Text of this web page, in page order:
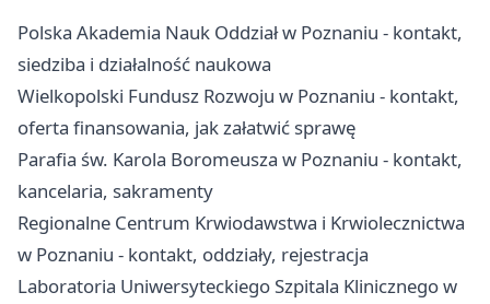
Polska Akademia Nauk Oddział w Poznaniu - kontakt,
siedziba i działalność naukowa
Wielkopolski Fundusz Rozwoju w Poznaniu - kontakt,
oferta finansowania, jak załatwić sprawę
Parafia św. Karola Boromeusza w Poznaniu - kontakt,
kancelaria, sakramenty
Regionalne Centrum Krwiodawstwa i Krwiolecznictwa
w Poznaniu - kontakt, oddziały, rejestracja
Laboratoria Uniwersyteckiego Szpitala Klinicznego w